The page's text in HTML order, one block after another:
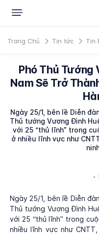
Trang Chủ Tin tức Tin
Phó Thủ Tướng
Nam Sẽ Trở
Ngày 25/1, bên lề Diễn
Thủ tướng Vương Đình
với 25 “thủ lĩnh” trong
ở nhiều lĩnh vực như
•
Ngày 25/1, bên lề Diễn
Thủ tướng Vương Đình
với 25 “thủ lĩnh” trong
nhiều lĩnh vực như